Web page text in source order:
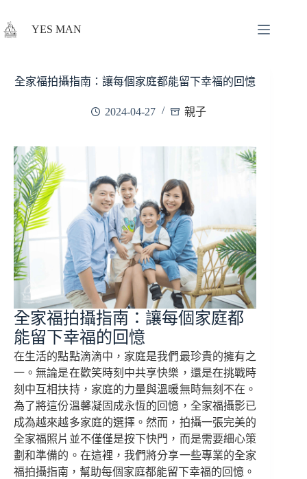
YES MAN
全家福拍攝指南：讓每個家庭都能留下幸福的回憶
2024-04-27 親子
全家福拍攝指南：讓每個家庭都
能留下幸福的回憶
在生活的點點滴滴中，家庭是我們最珍貴的擁有之
一。無論是在歡笑時刻中共享快樂，還是在挑戰時
刻中互相扶持，家庭的力量與溫暖無時無刻不在。
為了將這份溫馨凝固成永恆的回憶，全家福攝影已
成為越來越多家庭的選擇。然而，拍攝一張完美的
全家福照片並不僅僅是按下快門，而是需要細心策
劃和準備的。在這裡，我們將分享一些專業的全家
福拍攝指南，幫助每個家庭都能留下幸福的回憶。